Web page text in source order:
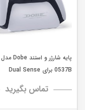
0537B برای Dual Sense
تماس بگیرید